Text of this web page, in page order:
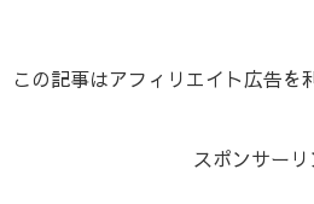
この記事はアフィリエイト広告を
スポンサーリ